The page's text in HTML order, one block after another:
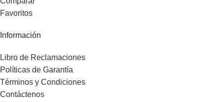
Favoritos
Información
Libro de Reclamaciones
Políticas de Garantía
Términos y Condiciones
Contáctenos